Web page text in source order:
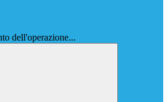
dell'operazione...